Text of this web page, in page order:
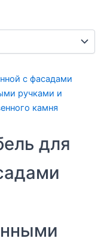
для